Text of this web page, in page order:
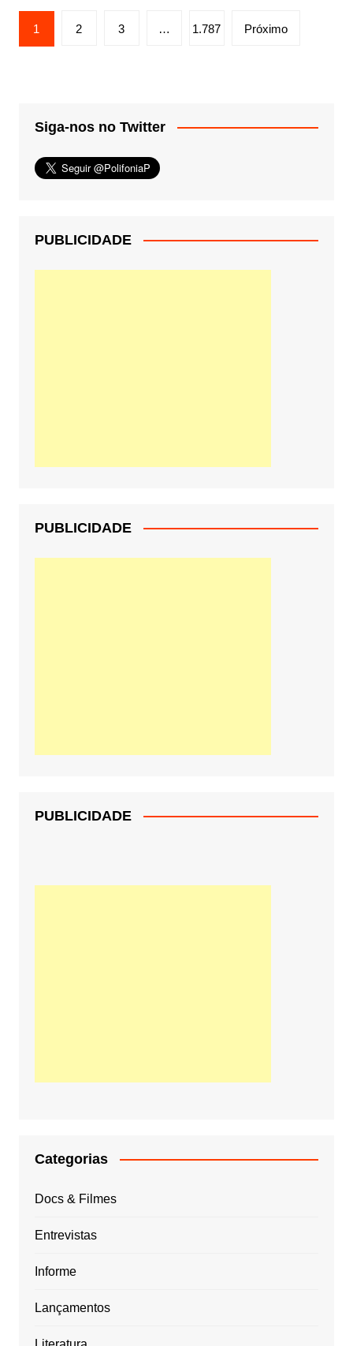
Paginação
de
1 2 3 … 1.787 Próximo
Siga-nos no Twitter
PUBLICIDADE
PUBLICIDADE
PUBLICIDADE
Categorias
Docs & Filmes
Entrevistas
Informe
Lançamentos